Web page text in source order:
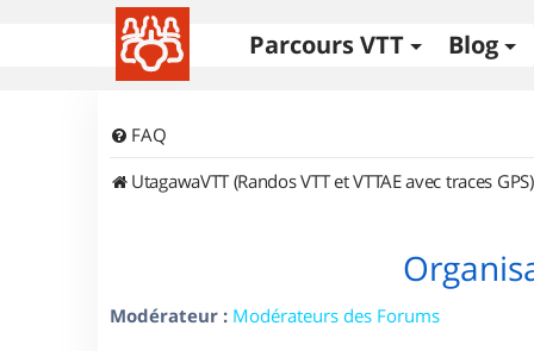
Parcours VTT Blog
FAQ
UtagawaVTT (Randos VTT et VTTAE avec traces GPS)
Modérateur : Modérateurs des Forums